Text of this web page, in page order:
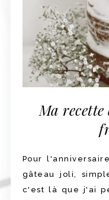
Ma
Pour
gâteau joli,
c'est là que j'ai